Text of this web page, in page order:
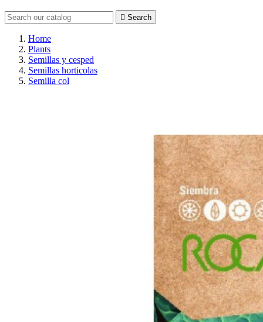
 Search
Home
Plants
Semillas y cesped
Semillas horticolas
Semilla col